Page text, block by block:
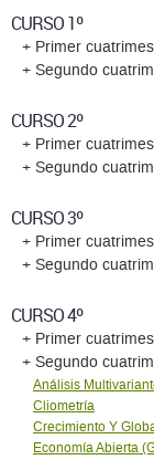
CURSO 1º
+ Primer
+ Segundo
CURSO 2º
+ Primer
+ Segundo
CURSO 3º
+ Primer
+ Segundo
CURSO 4º
+ Primer
+ Segundo
Análisis
Cliometría
Crecimiento Y
Economí­a Abierta